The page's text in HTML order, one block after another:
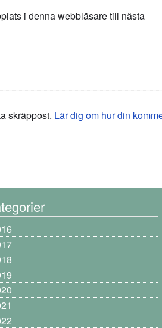
i denna webbläsare till nästa
skräppost. Lär dig om hur din